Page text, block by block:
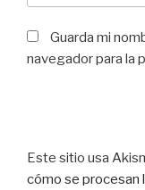
Guarda mi
navegador para la
Este sitio usa
cómo se procesan